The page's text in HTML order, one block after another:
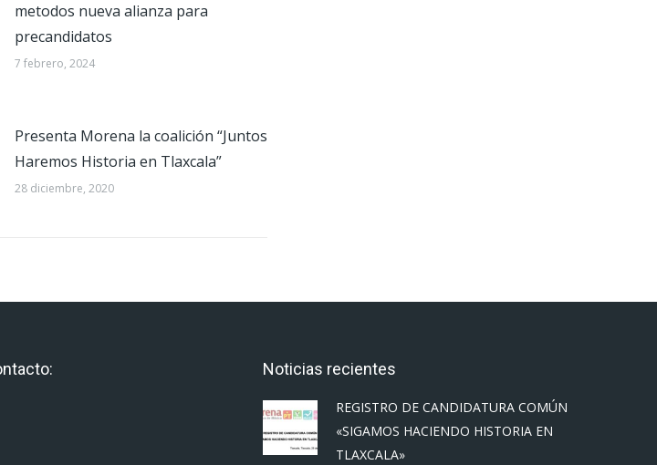
metodos nueva alianza para
precandidatos
7 febrero, 2024
Presenta Morena la coalición “Juntos
Haremos Historia en Tlaxcala”
28 diciembre, 2020
Noticias recientes
REGISTRO DE CANDIDATURA COMÚN
«SIGAMOS HACIENDO HISTORIA EN
TLAXCALA»